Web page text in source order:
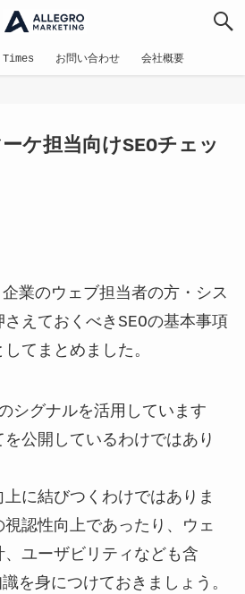
お問い合わせ 会社概要
ケ担当向けSEOチェッ
業のウェブ担当者の方・シス
えておくべきSEOの基本事項
てまとめました。
シグナルを活用しています
公開しているわけではあり
に結びつくわけではありま
認性向上であったり、ウェ
ユーザビリティなども含
を身につけておきましょう。